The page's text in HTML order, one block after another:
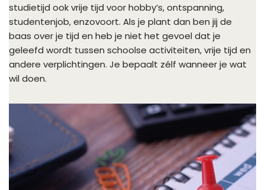
studietijd ook vrije tijd voor hobby’s, ontspanning,
studentenjob, enzovoort. Als je plant dan ben jij de
baas over je tijd en heb je niet het gevoel dat je
geleefd wordt tussen schoolse activiteiten, vrije tijd en
andere verplichtingen. Je bepaalt zélf wanneer je wat
wil doen.